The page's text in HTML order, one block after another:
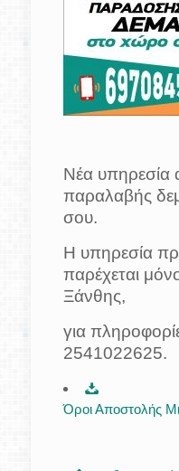
Νέα υπηρεσία
παραλαβής
σου.
Η υπηρεσία
παρέχεται
Ξάνθης,
για
2541022625.
Όροι Αποστολής